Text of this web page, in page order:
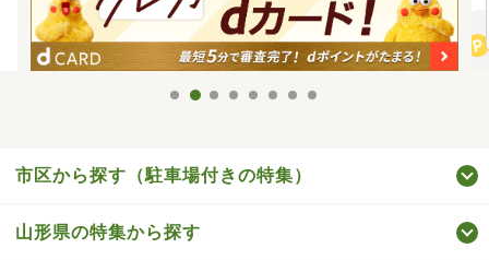
市区から探す（駐車場付きの特集）
山形県の特集から探す